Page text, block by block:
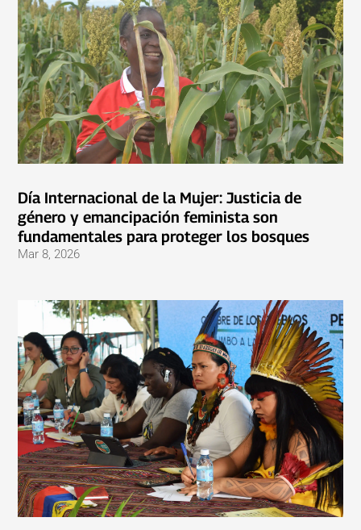
Día Internacional de la Mujer: Justicia de
género y emancipación feminista son
fundamentales para proteger los bosques
Mar 8, 2026